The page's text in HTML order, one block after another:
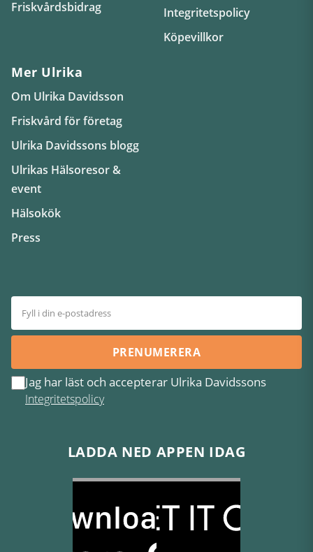
Friskvårdsbidrag
Integritetspolicy
Köpevillkor
Mer Ulrika
Om Ulrika Davidsson
Friskvård för företag
Ulrika Davidssons blogg
Ulrikas Hälsoresor &
event
Hälsokök
Press
PRENUMERERA
Jag har läst och accepterar Ulrika Davidssons
Integritetspolicy
LADDA NED APPEN IDAG